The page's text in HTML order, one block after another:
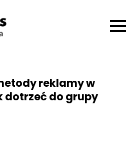
reklamy w
dotrzeć do grupy